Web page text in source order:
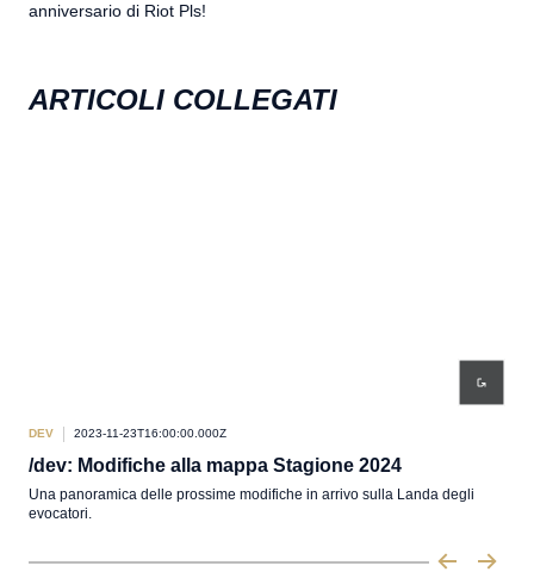
anniversario di Riot Pls!
ARTICOLI COLLEGATI
DEV 2023-11-23T16:00:00.000Z
/dev: Modifiche alla mappa Stagione 2024
Una panoramica delle prossime modifiche in arrivo sulla Landa degli
evocatori.